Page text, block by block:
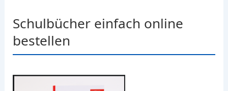
Schulbücher einfach online
bestellen